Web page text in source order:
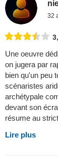
32
Une oeuvre
on jugera par
bien qu'un peu
scénaristes
archétypale
devant son
résume au
Lire plus